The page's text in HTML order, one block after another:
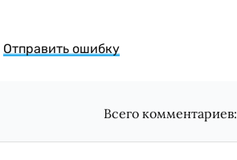
Отправить ошибку
Всего комментариев: